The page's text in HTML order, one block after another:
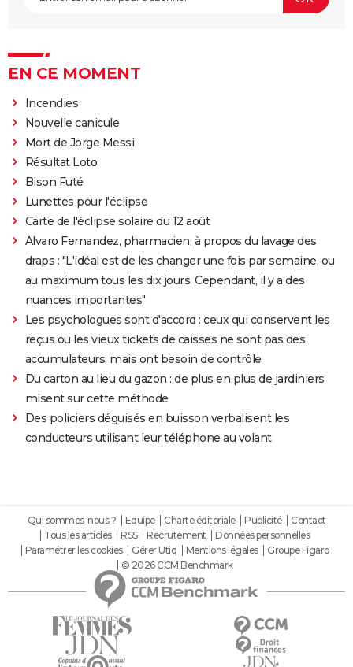
EN CE MOMENT
Incendies
Nouvelle canicule
Mort de Jorge Messi
Résultat Loto
Bison Futé
Lunettes pour l'éclipse
Carte de l'éclipse solaire du 12 août
Alvaro Fernandez, pharmacien, à propos du lavage des
draps : "L'idéal est de les changer une fois par semaine, ou
au maximum tous les dix jours. Cependant, il y a des
nuances importantes"
Les psychologues sont d'accord : ceux qui conservent les
reçus ou les vieux tickets de caisses ne sont pas des
accumulateurs, mais ont besoin de contrôle
Du carton au lieu du gazon : de plus en plus de jardiniers
misent sur cette méthode
Des policiers déguisés en buisson verbalisent les
conducteurs utilisant leur téléphone au volant
Qui sommes-nous ? Equipe Charte éditoriale Publicité
Contact
Tous les articles
RSS Recrutement
Données personnelles
Paramétrer les cookies
Gérer Utiq Mentions légales
Groupe Figaro
© 2026 CCM Benchmark